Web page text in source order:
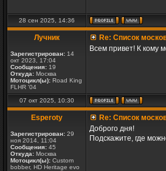
28 сен 2025, 14:36
Лучник
Зарегистрирован: 14
окт 2023, 17:04
Сообщения: 19
Откуда: Москва
Мотоцикл(ы): Road King
FLHR '04
Re: Список
Всем привет! К кому
07 окт 2025, 10:30
Esperoty
Зарегистрирован: 29
ноя 2014, 11:04
Сообщения: 45
Откуда: Москва
Мотоцикл(ы): Custom
bobber, HD Heritage evo
Re: Список
Доброго дня!
Подскажите, где